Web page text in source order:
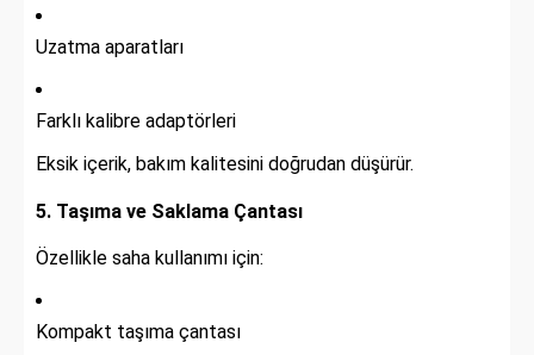
Uzatma aparatları
Farklı kalibre adaptörleri
Eksik içerik, bakım kalitesini doğrudan düşürür.
5. Taşıma ve Saklama Çantası
Özellikle saha kullanımı için:
Kompakt taşıma çantası